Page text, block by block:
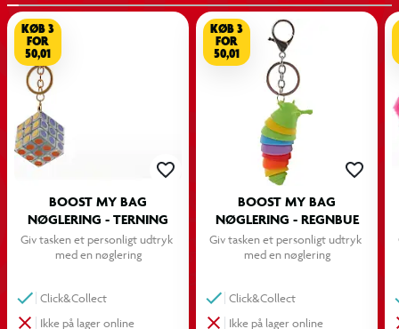
Fås i forskellige motiver og designs
Nem at fastgøre med nøglering/clip
Perfekt til skolestart og hverdagsbrug
KØB 3
FOR
50,01
BOOST MY BAG
NØGLERING - TERNING
Giv tasken et personligt udtryk
med en nøglering
Click&Collect
Ikke på lager online
KØB 3
FOR
50,01
BOOST MY BAG
NØGLERING - REGNBUE
Giv tasken et personligt udtryk
med en nøglering
Click&Collect
Ikke på lager online